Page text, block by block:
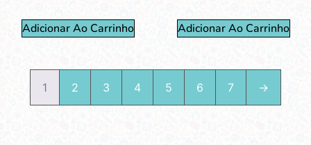
Adicionar Ao Carrinho Adicionar Ao Carrinho
1 2 3 4 5 6 7 →